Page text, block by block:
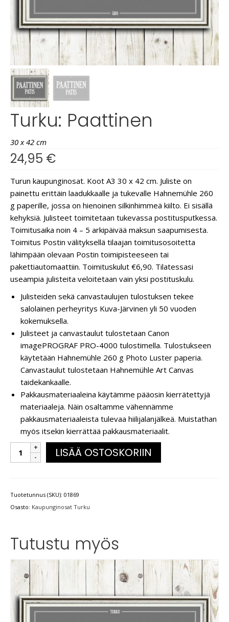
Turku: Paattinen
30 x 42 cm
24,95 €
Turun kaupunginosat. Koot A3 30 x 42 cm. Juliste on
painettu erittäin laadukkaalle ja tukevalle Hahnemühle 260
g paperille, jossa on hienoinen silkinhimmeä kiilto. Ei sisällä
kehyksiä. Julisteet toimitetaan tukevassa postitusputkessa.
Toimitusaika noin 4 – 5 arkipäivää maksun saapumisesta.
Toimitus Postin välityksellä tilaajan toimitusosoitetta
lähimpään olevaan Postin toimipisteeseen tai
pakettiautomaattiin. Toimituskulut €6,90. Tilatessasi
useampia julisteita veloitetaan vain yksi postituskulu.
Julisteiden sekä canvastaulujen tulostuksen tekee
salolainen perheyritys Kuva-Järvinen yli 50 vuoden
kokemuksella.
Julisteet ja canvastaulut tulostetaan Canon
imagePROGRAF PRO-4000 tulostimella. Tulostukseen
käytetään Hahnemühle 260 g Photo Luster paperia.
Canvastaulut tulostetaan Hahnemühle Art Canvas
taidekankaalle.
Pakkausmateriaaleina käytämme pääosin kierrätettyjä
materiaaleja. Näin osaltamme vähennämme
pakkausmateriaaleista tulevaa hiilijalanjälkeä. Muistathan
myös itsekin kierrättää pakkausmateriaalit.
LISÄÄ OSTOSKORIIN
Tuotetunnus (SKU): 01869
Osasto: Kaupunginosat Turku
Tutustu myös